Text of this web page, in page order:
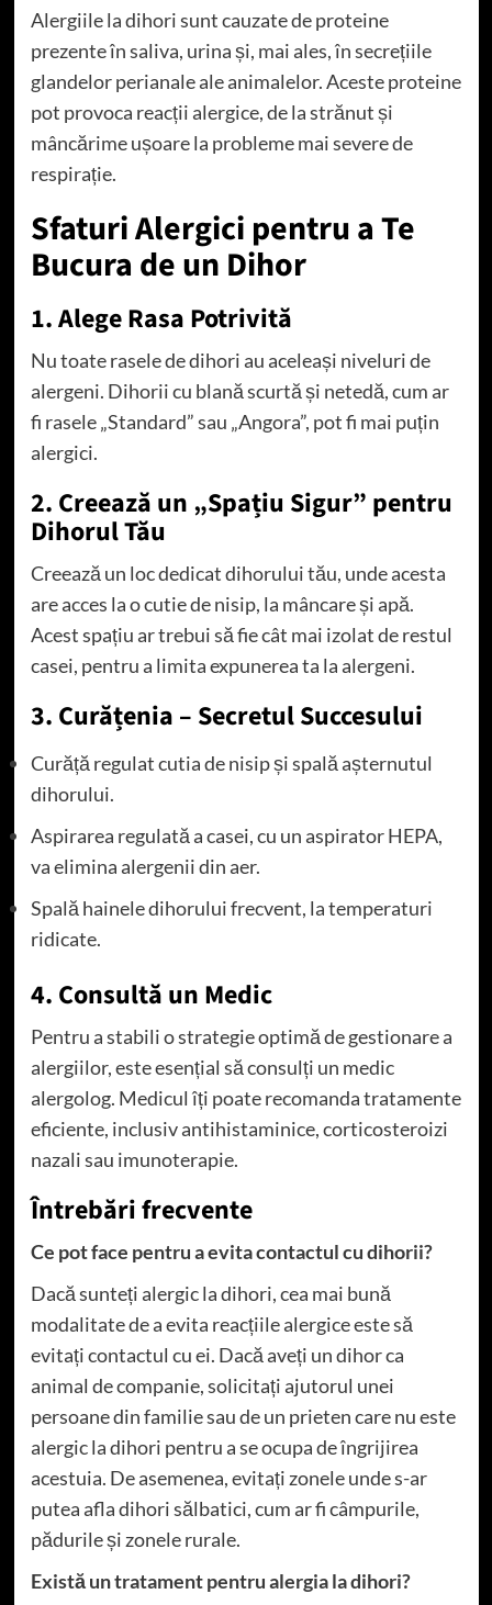
Alergiile la dihori sunt cauzate de proteine ​​
prezente în saliva, urina și, mai ales, în secrețiile
glandelor perianale ale animalelor. Aceste proteine
​​pot provoca reacții alergice, de la strănut și
mâncărime ușoare la probleme mai severe de
respirație.
Sfaturi Alergici pentru a Te
Bucura de un Dihor
1. Alege Rasa Potrivită
Nu toate rasele de dihori au aceleași niveluri de
alergeni. Dihorii cu blană scurtă și netedă, cum ar
fi rasele „Standard” sau „Angora”, pot fi mai puțin
alergici.
2. Creează un „Spațiu Sigur” pentru
Dihorul Tău
Creează un loc dedicat dihorului tău, unde acesta
are acces la o cutie de nisip, la mâncare și apă.
Acest spațiu ar trebui să fie cât mai izolat de restul
casei, pentru a limita expunerea ta la alergeni.
3. Curățenia – Secretul Succesului
Curăță regulat cutia de nisip și spală așternutul
dihorului.
Aspirarea regulată a casei, cu un aspirator HEPA,
va elimina alergenii din aer.
Spală hainele dihorului frecvent, la temperaturi
ridicate.
4. Consultă un Medic
Pentru a stabili o strategie optimă de gestionare a
alergiilor, este esențial să consulți un medic
alergolog. Medicul îți poate recomanda tratamente
eficiente, inclusiv antihistaminice, corticosteroizi
nazali sau imunoterapie.
Întrebări frecvente
Ce pot face pentru a evita contactul cu dihorii?
Dacă sunteți alergic la dihori, cea mai bună
modalitate de a evita reacțiile alergice este să
evitați contactul cu ei. Dacă aveți un dihor ca
animal de companie, solicitați ajutorul unei
persoane din familie sau de un prieten care nu este
alergic la dihori pentru a se ocupa de îngrijirea
acestuia. De asemenea, evitați zonele unde s-ar
putea afla dihori sălbatici, cum ar fi câmpurile,
pădurile și zonele rurale.
Există un tratament pentru alergia la dihori?